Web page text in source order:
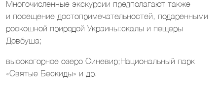
Многочисленные экскурсии предполагают также
и посещение достопримечательностей, подаренными
роскошной природой Украины:скалы и пещеры
Довбуша;
высокогорное озеро Синевир;Национальный парк
«Святые Бескиды» и др.